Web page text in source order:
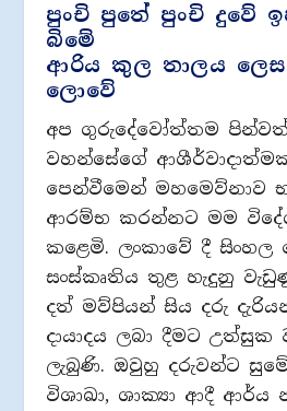
පුංචි පුතේ පුංචි දුවේ
බිමේ
ආරිය කුල තාලය
ලොවේ
අප ගුරුදේවෝත්තම
වහන්සේගේ
පෙන්වීමෙන් මහමෙව්නාව
ආරම්භ කරන්නට මම
කළෙමි. ලංකාවේ දී සිංහල
සංස්කෘතිය තුළ හැදුනු
දත් මව්පියන් සිය දරු
දායාදය ලබා දීමට
ලැබුණි. ඔවුහු දරුවන්ට
විශාඛා, ශාක්‍යා ආදී